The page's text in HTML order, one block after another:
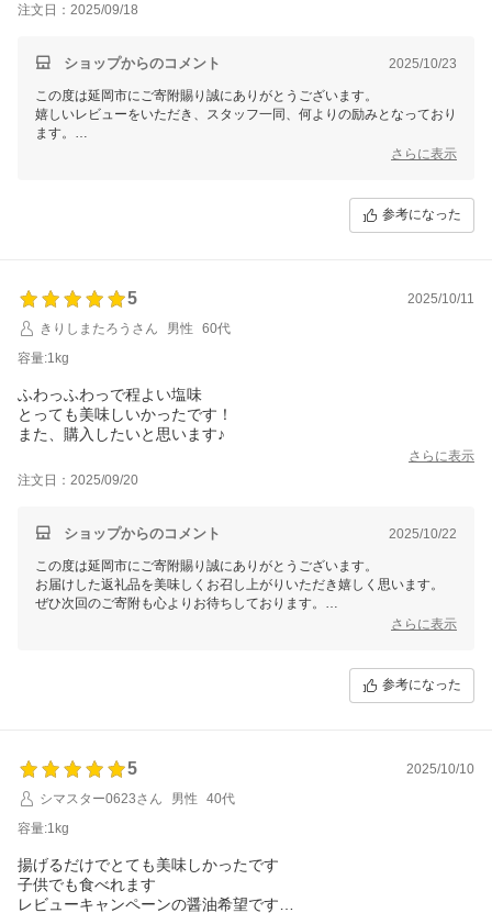
注文日：2025/09/18
ショップからのコメント 2025/10/23
この度は延岡市にご寄附賜り誠にありがとうございます。
嬉しいレビューをいただき、スタッフ一同、何よりの励みとなっており
ます。
当市の返礼品が寄附者様のお役に立てて何よりでございます。さらに表示
参考になった
5
2025/10/11
きりしまたろうさん
男性
60代
容量:1kg
ふわっふわっで程よい塩味
とっても美味しいかったです！
また、購入したいと思います♪
さらに表示
注文日：2025/09/20
ショップからのコメント 2025/10/22
この度は延岡市にご寄附賜り誠にありがとうございます。
お届けした返礼品を美味しくお召し上がりいただき嬉しく思います。
ぜひ次回のご寄附も心よりお待ちしております。
これからも嬉しいお言葉を励みに、「選ばれる返礼品づくり」に励んで
さらに表示
参考になった
5
2025/10/10
シマスター0623さん
男性
40代
容量:1kg
揚げるだけでとても美味しかったです
子供でも食べれます
レビューキャンペーンの醤油希望です